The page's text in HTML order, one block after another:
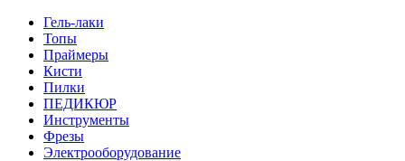
Гель-лаки
Топы
Праймеры
Кисти
Пилки
ПЕДИКЮР
Инструменты
Фрезы
Электрооборудование